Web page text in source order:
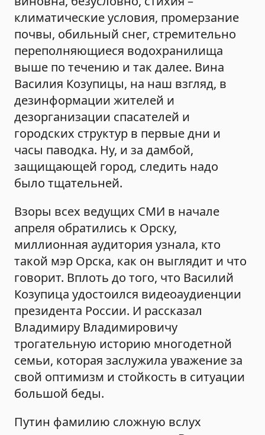
климатические условия, промерзание
почвы, обильный снег, стремительно
переполняющиеся водохранилища
выше по течению и так далее. Вина
Василия Козупицы, на наш взгляд, в
дезинформации жителей и
дезорганизации спасателей и
городских структур в первые дни и
часы паводка. Ну, и за дамбой,
защищающей город, следить надо
было тщательней.
Взоры всех ведущих СМИ в начале
апреля обратились к Орску,
миллионная аудитория узнала, кто
такой мэр Орска, как он выглядит и что
говорит. Вплоть до того, что Василий
Козупица удостоился видеоаудиенции
президента России. И рассказал
Владимиру Владимировичу
трогательную историю многодетной
семьи, которая заслужила уважение за
свой оптимизм и стойкость в ситуации
большой беды.
Путин фамилию сложную вслух